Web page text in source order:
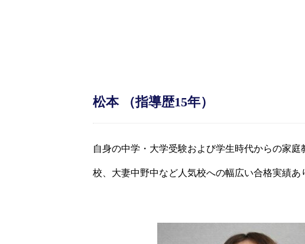
松本 （指導歴15年）
自身の中学・大学受験および学生時代からの家庭
校、大妻中野中など人気校への幅広い合格実績